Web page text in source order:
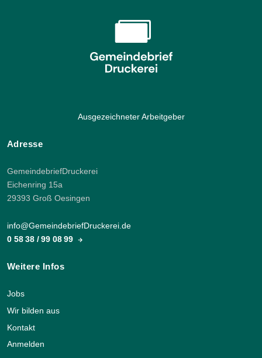
Ausgezeichneter Arbeitgeber
Adresse
GemeindebriefDruckerei
Eichenring 15a
29393 Groß Oesingen
info@GemeindebriefDruckerei.de
0 58 38 / 99 08 99
Weitere Infos
Jobs
Wir bilden aus
Kontakt
Anmelden